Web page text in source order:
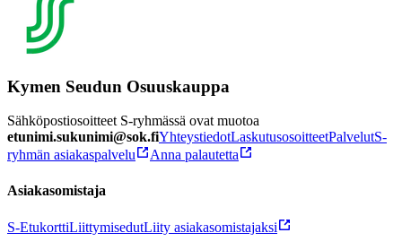
Kymen Seudun Osuuskauppa
Sähköpostiosoitteet S-ryhmässä ovat muotoa
etunimi.sukunimi@sok.fiYhteystiedotLaskutusosoitteetPalvelutS-
ryhmän asiakaspalvelu
Anna palautetta
Asiakasomistaja
S-EtukorttiLiittymisedutLiity asiakasomistajaksi